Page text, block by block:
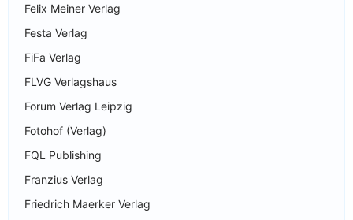
Felix Meiner Verlag
Festa Verlag
FiFa Verlag
FLVG Verlagshaus
Forum Verlag Leipzig
Fotohof (Verlag)
FQL Publishing
Franzius Verlag
Friedrich Maerker Verlag